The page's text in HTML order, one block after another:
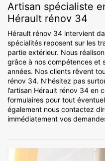
Artisan spécialiste
Hérault rénov 34
Hérault rénov 34 intervient
spécialités reposent sur les
partie extérieur. Nous
grâce à nos compétences et
années. Nos clients rêvent
rénov 34. N’hésitez pas
l’artisan Hérault rénov 34 en
formulaires pour tout
également nous contactez
immédiatement vos